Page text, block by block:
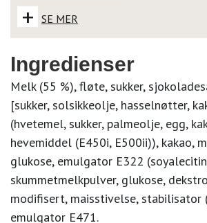
+ SE MER
Ingredienser
Melk (55 %), fløte, sukker,
[sukker, solsikkeolje, hasselnøtter,
(hvetemel, sukker, palmeolje, egg,
hevemiddel (E450i, E500ii)), kakao,
glukose, emulgator E322
skummetmelkpulver, glukose,
modifisert, maisstivelse, stabilisator
emulgator E471.